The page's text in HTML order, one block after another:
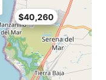
$40,260